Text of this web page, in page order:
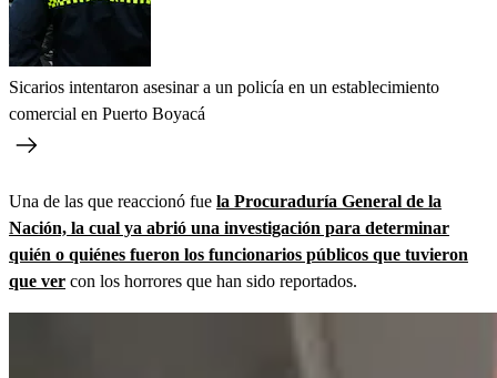
Sicarios intentaron asesinar a un policía en un establecimiento
comercial en Puerto Boyacá
Una de las que reaccionó fue la Procuraduría General de la
Nación, la cual ya abrió una investigación para determinar
quién o quiénes fueron los funcionarios públicos que tuvieron
que ver con los horrores que han sido reportados.